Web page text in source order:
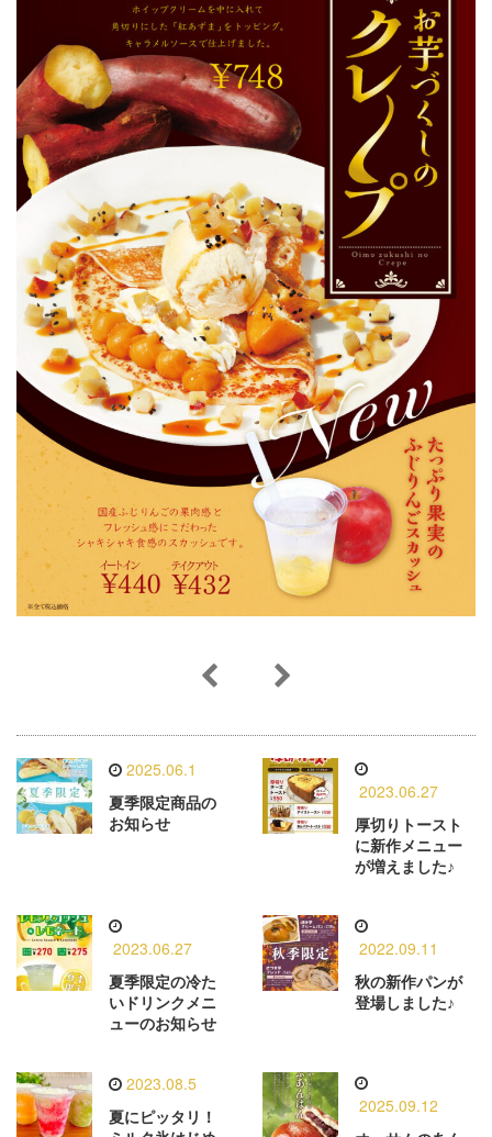
2025.06.1
夏季限定商品の
お知らせ
2023.06.27
厚切りトースト
に新作メニュー
が増えました♪
2023.06.27
夏季限定の冷た
いドリンクメニ
ューのお知らせ
2022.09.11
秋の新作パンが
登場しました♪
2023.08.5
夏にピッタリ！
2025.09.12